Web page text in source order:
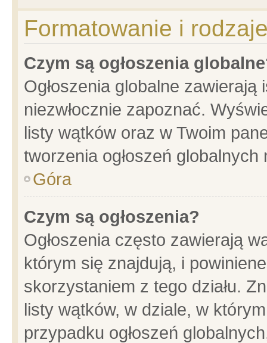
Formatowanie i
Czym są ogłoszenia
Ogłoszenia globalne
niezwłocznie zapoznać.
listy wątków oraz w Twoim
tworzenia ogłoszeń
Góra
Czym są ogłoszenia?
Ogłoszenia często zawierają
którym się znajdują, i
skorzystaniem z tego działu.
listy wątków, w dziale, w
przypadku ogłoszeń